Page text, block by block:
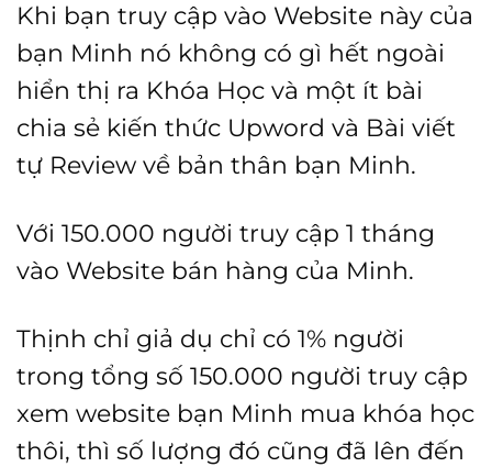
Khi bạn truy cập vào Website này của
bạn Minh nó không có gì hết ngoài
hiển thị ra Khóa Học và một ít bài
chia sẻ kiến thức Upword và Bài viết
tự Review về bản thân bạn Minh.
Với 150.000 người truy cập 1 tháng
vào Website bán hàng của Minh.
Thịnh chỉ giả dụ chỉ có 1% người
trong tổng số 150.000 người truy cập
xem website bạn Minh mua khóa học
thôi, thì số lượng đó cũng đã lên đến